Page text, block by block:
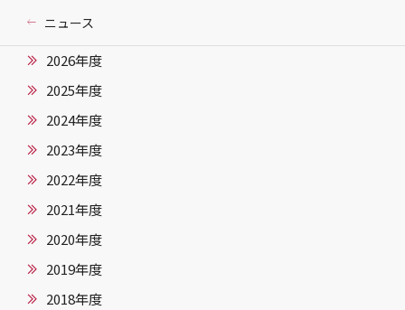
ニュース
2026年度
2025年度
2024年度
2023年度
2022年度
2021年度
2020年度
2019年度
2018年度